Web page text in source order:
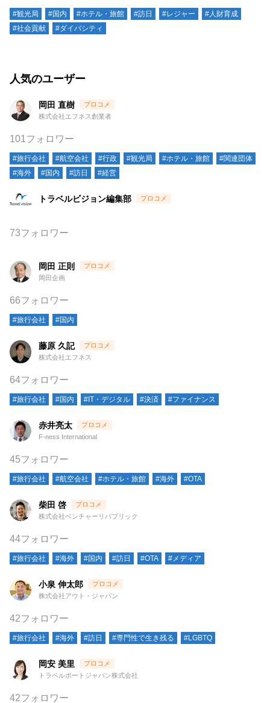
#観光局 #国内 #ホテル・旅館 #訪日 #レジャー
#人財育成
#社会貢献
#ダイバシティ
人気のユーザー
岡田 直樹
株式会社エフネス創業者
101フォロワー
#旅行会社 #航空会社 #行政 #観光局 #ホテル・旅館
#関連団体
#海外
#国内 #訪日 #経営
トラベルビジョン編集部
73フォロワー
岡田 正則
岡田企画
66フォロワー
#旅行会社 #国内
藤原 久記
株式会社エフネス
64フォロワー
#旅行会社 #国内 #IT・デジタル #決済 #ファイナンス
赤井亮太
F-ness International
45フォロワー
#旅行会社 #航空会社 #ホテル・旅館 #海外 #OTA
柴田 啓
株式会社ベンチャーリパブリック
44フォロワー
#旅行会社 #海外 #国内 #訪日 #OTA #メディア
小泉 伸太郎
株式会社アウト・ジャパン
42フォロワー
#旅行会社 #海外 #訪日 #専門性で生き残る #LGBTQ
岡安 美里
トラベルポートジャパン株式会社
42フォロワー